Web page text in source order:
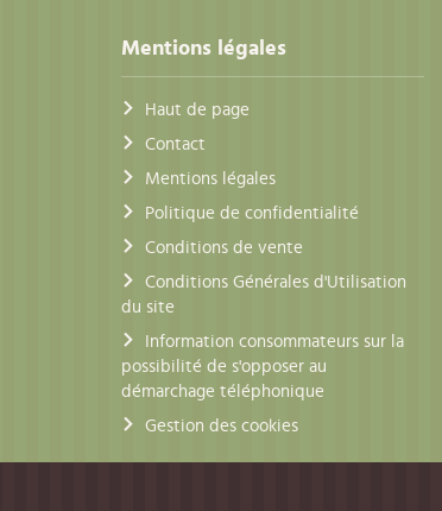
Mentions légales
Haut de page
Contact
Mentions légales
Politique de confidentialité
Conditions de vente
Conditions Générales d'Utilisation
du site
Information consommateurs sur la
possibilité de s'opposer au
démarchage téléphonique
Gestion des cookies